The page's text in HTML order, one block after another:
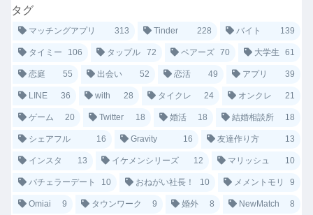
タグ
マッチングアプリ 313 Tinder 228 バイト 139
タイミー 106 タップル 72 ペアーズ 70 大学生 61
恋庭 55 出会い 52 恋活 49 アプリ 39
LINE 36 with 28 タイクレ 24 オンクレ 21
ゲーム 20 Twitter 18 婚活 18 結婚相談所 18
シェアフル 16 Gravity 16 友達作り方 13
インスタ 13 イケメンシリーズ 12 マリッシュ 10
バチェラーデート 10 おねがい社長！ 10 メメントモリ 9
Omiai 9 タウンワーク 9 婚外 8 NewMatch 8